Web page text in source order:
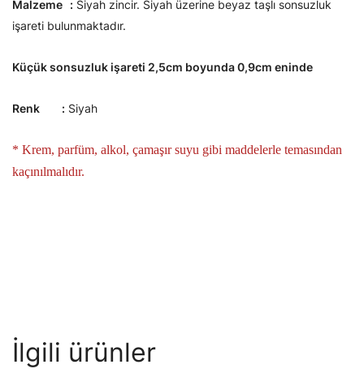
Malzeme : Siyah zincir. Siyah üzerine beyaz taşlı sonsuzluk
işareti bulunmaktadır.
Küçük sonsuzluk işareti 2,5cm boyunda 0,9cm eninde
Renk : Siyah
* Krem, parfüm, alkol, çamaşır suyu gibi maddelerle temasından
kaçınılmalıdır.
İlgili ürünler